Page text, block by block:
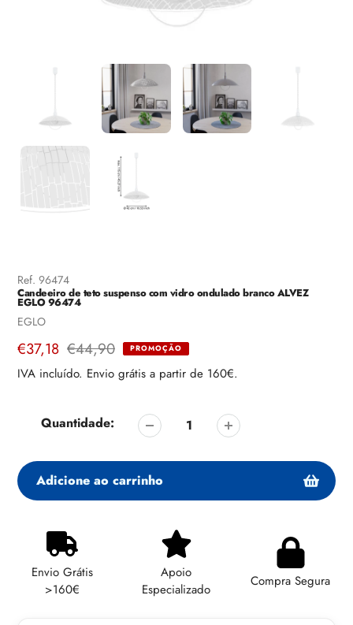
Ref. 96474
Candeeiro de teto suspenso com vidro ondulado branco ALVEZ
EGLO 96474
Fornecedor
EGLO
Preço
de
€37,18
Preço
regular
€44,90 PROMOÇÃO
IVA incluído. Envio grátis a partir de 160€.
Quantidade:
Adicione ao carrinho
seu
carrinho
Envio Grátis
>160€
Apoio
Especializado
Compra Segura